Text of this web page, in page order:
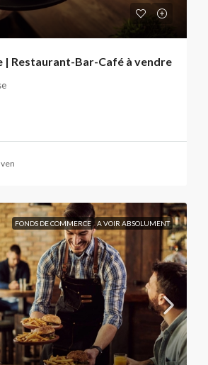
| Restaurant-Bar-Café à vendre
FONDS DE COMMERCE A VOIR ABSOLUMENT